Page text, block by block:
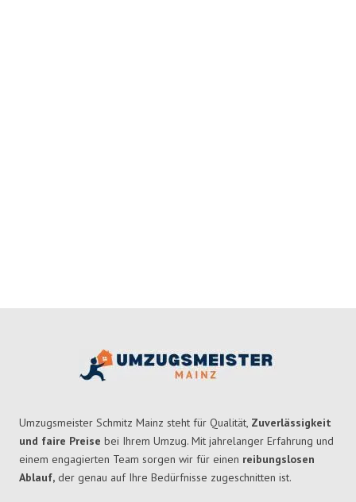
Umzugsmeister Schmitz Mainz steht für Qualität, Zuverlässigkeit
und faire Preise bei Ihrem Umzug. Mit jahrelanger Erfahrung und
einem engagierten Team sorgen wir für einen reibungslosen
Ablauf, der genau auf Ihre Bedürfnisse zugeschnitten ist.